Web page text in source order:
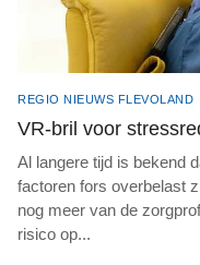
REGIO NIEUWS FLEVOLAND
VR-bril voor
Al langere tijd is bekend
factoren fors overbelast
nog meer van de
risico op...